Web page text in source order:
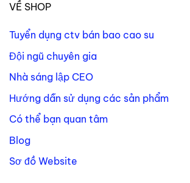
VỀ SHOP
Tuyển dụng ctv bán bao cao su
Đội ngũ chuyên gia
Nhà sáng lập CEO
Hướng dẫn sử dụng các sản phẩm
Có thể bạn quan tâm
Blog
Sơ đồ Website